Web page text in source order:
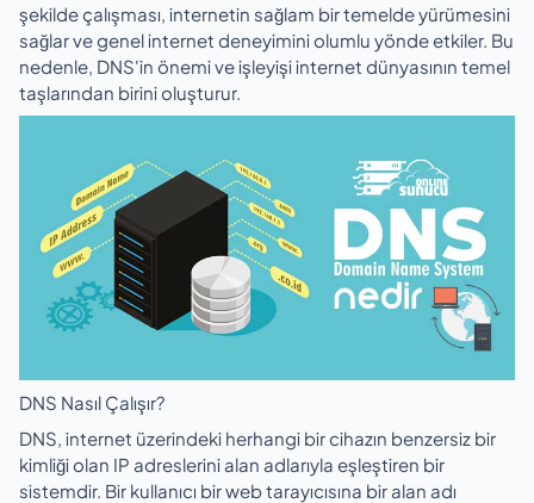
şekilde çalışması, internetin sağlam bir temelde yürümesini
sağlar ve genel internet deneyimini olumlu yönde etkiler. Bu
nedenle, DNS'in önemi ve işleyişi internet dünyasının temel
taşlarından birini oluşturur.
DNS Nasıl Çalışır?
DNS, internet üzerindeki herhangi bir cihazın benzersiz bir
kimliği olan IP adreslerini alan adlarıyla eşleştiren bir
sistemdir. Bir kullanıcı bir web tarayıcısına bir alan adı